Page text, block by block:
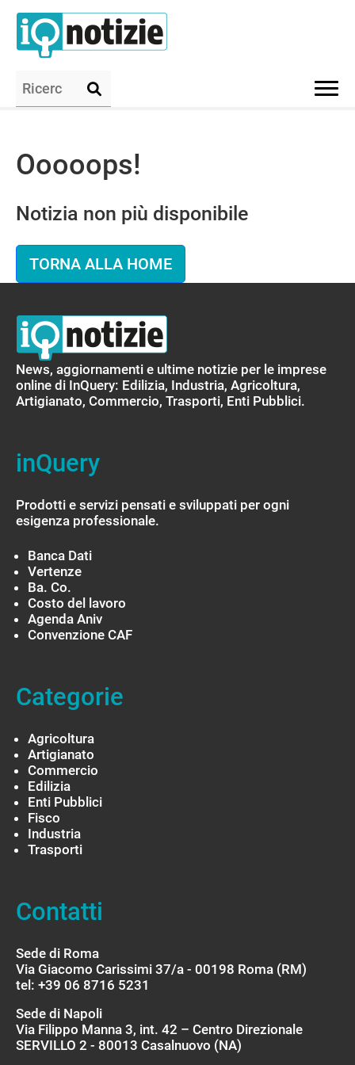
Ooooops!
Notizia non più disponibile
TORNA ALLA HOME
IQ Notizie
News, aggiornamenti e ultime notizie per le imprese
online di InQuery: Edilizia, Industria, Agricoltura,
Artigianato, Commercio, Trasporti, Enti Pubblici.
inQuery
Prodotti e servizi pensati e sviluppati per ogni
esigenza professionale.
Banca Dati
Vertenze
Ba. Co.
Costo del lavoro
Agenda Aniv
Convenzione CAF
Categorie
Agricoltura
Artigianato
Commercio
Edilizia
Enti Pubblici
Fisco
Industria
Trasporti
Contatti
Sede di Roma
Via Giacomo Carissimi 37/a - 00198 Roma (RM)
tel: +39 06 8716 5231
Sede di Napoli
Via Filippo Manna 3, int. 42 – Centro Direzionale
SERVILLO 2 - 80013 Casalnuovo (NA)